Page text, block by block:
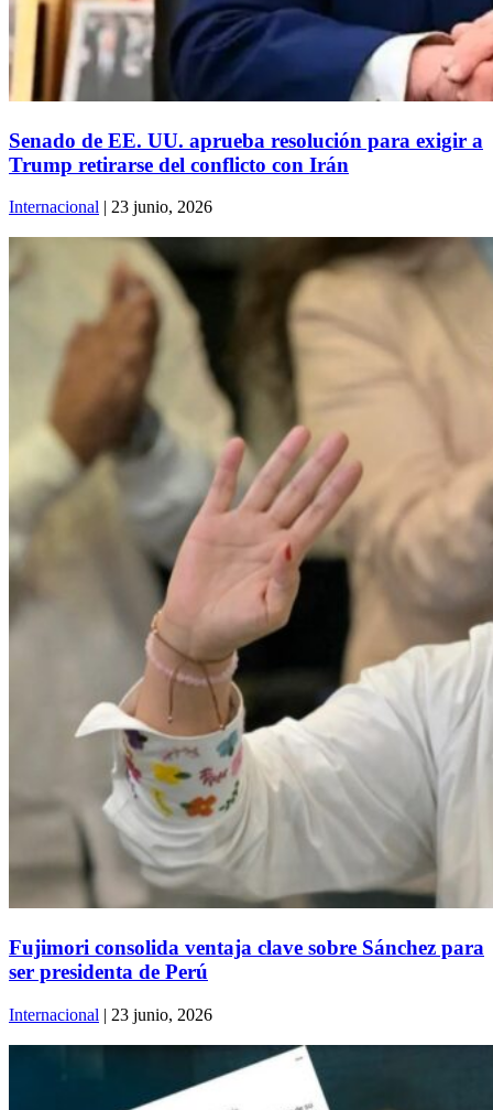
Senado de EE. UU. aprueba resolución para exigir a
Trump retirarse del conflicto con Irán
Internacional | 23 junio, 2026
Fujimori consolida ventaja clave sobre Sánchez para
ser presidenta de Perú
Internacional | 23 junio, 2026